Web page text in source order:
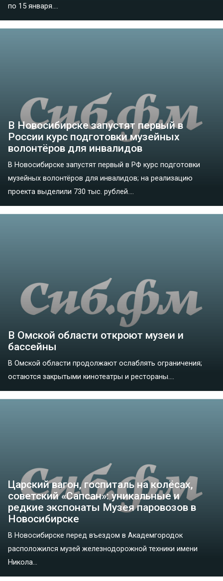
по 15 января....
В Новосибирске запустят первый в
России курс подготовки музейных
волонтёров для инвалидов
В Новосибирске запустят первый в РФ курс подготовки
музейных волонтёров для инвалидов; на реализацию
проекта выделили 730 тыс. рублей....
В Омской области откроют музеи и
бассейны
В Омской области продолжают ослаблять ограничения;
остаются закрытыми кинотеатры и рестораны....
Царский вагон, госпиталь на колёсах,
советский «Сапсан»: уникальные и
редкие экспонаты Музея паровозов в
Новосибирске
В Новосибирске перед въездом в Академгородок
расположился музей железнодорожной техники имени
Никола...